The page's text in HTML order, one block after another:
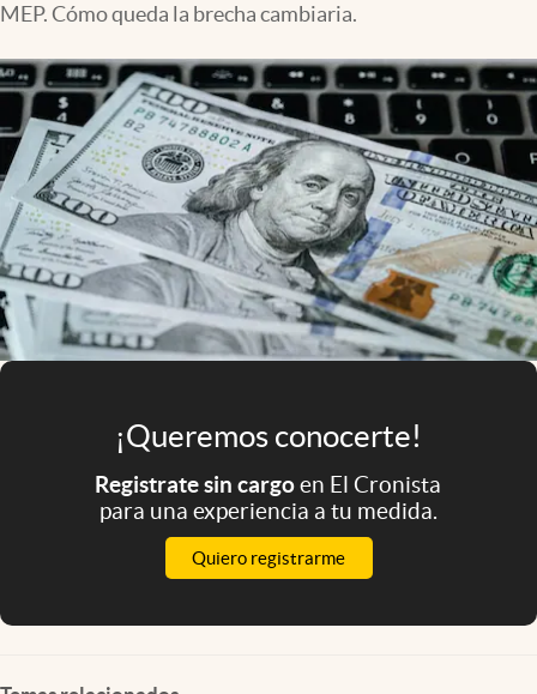
Apertura
Infotechnology
Clase
Clima
Mundial 2026
Eventos Corporativos
El Cronista Studio
Mediakit
MEP. Cómo queda la brecha cambiaria.
¡Queremos conocerte!
Registrate sin cargoen El Cronista
para una experiencia a tu medida.
Quiero registrarme